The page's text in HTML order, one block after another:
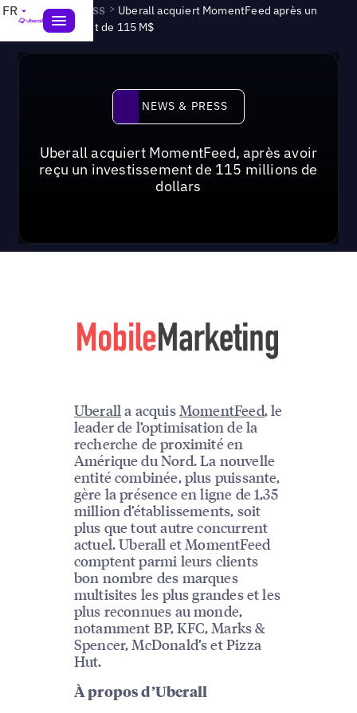
FR News & Press > Uberall acquiert MomentFeed après un
investissement de 115 M$
News & Press
NEWS & PRESS
Uberall acquiert MomentFeed, après avoir
reçu un investissement de 115 millions de
dollars
Uberall a acquis MomentFeed, le
leader de l’optimisation de la
recherche de proximité en
Amérique du Nord. La nouvelle
entité combinée, plus puissante,
gère la présence en ligne de 1,35
million d’établissements, soit
plus que tout autre concurrent
actuel. Uberall et MomentFeed
comptent parmi leurs clients
bon nombre des marques
multisites les plus grandes et les
plus reconnues au monde,
notamment BP, KFC, Marks &
Spencer, McDonald’s et Pizza
Hut.
À propos d’Uberall